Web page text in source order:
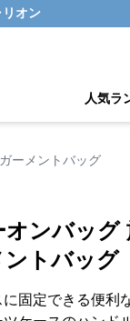
オン
人気ラ
ーメントバッグ
オンバッグ
ントバッグ
に固定できる便利